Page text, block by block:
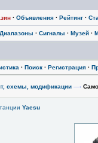
· Объявления· Рейтинг·
Диапазоны · Сигналы · Музей·
· Поиск· Регистрация·
схемы, модификации —›
Yaesu